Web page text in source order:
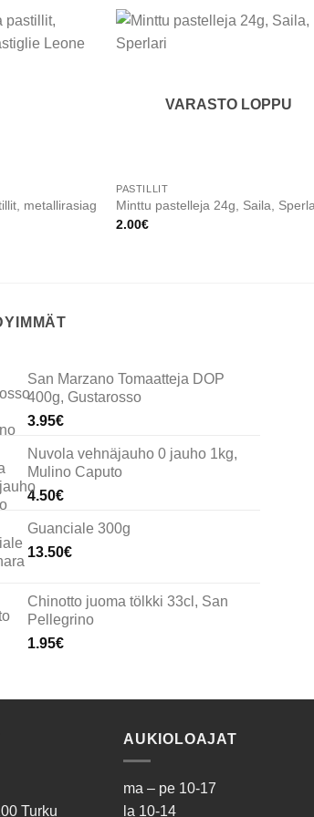
metallirasiag
VARASTO LOPPU
PASTILLIT
Minttu pastelleja 24g, Saila,
2.00€
San Marzano Tomaatteja DOP
400g, Gustarosso
3.95€
Nuvola vehnäjauho 0 jauho 1kg,
Mulino Caputo
4.50€
Guanciale 300g
13.50€
Chinotto juoma tölkki 33cl, San
Pellegrino
1.95€
Turku
AUKIOLOAJAT
ma – pe 10-17
la 10-14